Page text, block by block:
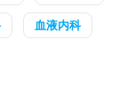
血液内科